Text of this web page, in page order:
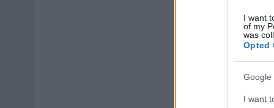
I want
of my
was
Opted
Google
I want